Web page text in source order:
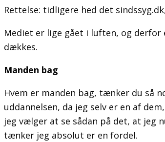
Rettelse: tidligere hed det
Mediet er lige gået i luften, og
dækkes.
Manden bag
Hvem er manden bag, tænker du så
uddannelsen, da jeg selv er en af
jeg vælger at se sådan på det, at
tænker jeg absolut er en fordel.